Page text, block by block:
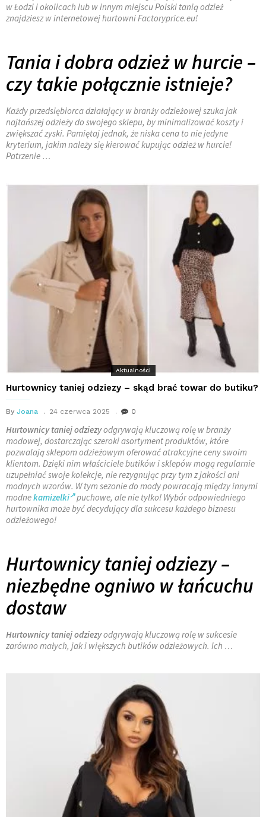
w Łodzi i okolicach lub w innym miejscu Polski tanią odzież
znajdziesz w internetowej hurtowni Factoryprice.eu!
Tania i dobra odzież w hurcie –
czy takie połącznie istnieje?
Każdy przedsiębiorca działający w branży odzieżowej szuka jak
najtańszej odzieży do swojego sklepu, by minimalizować koszty i
zwiększać zyski. Pamiętaj jednak, że niska cena to nie jedyne
kryterium, jakim należy się kierować kupując odzież w hurcie!
Patrzenie …
Aktualności
Hurtownicy taniej odziezy – skąd brać towar do butiku?
By Joana 24 czerwca 2025 0
Hurtownicy taniej odziezyodgrywają kluczową rolę w branży
modowej, dostarczając szeroki asortyment produktów, które
pozwalają sklepom odzieżowym oferować atrakcyjne ceny swoim
klientom. Dzięki nim właściciele butików i sklepów mogą regularnie
uzupełniać swoje kolekcje, nie rezygnując przy tym z jakości ani
modnych wzorów. W tym sezonie do mody powracają między innymi
modnekamizelki puchowe, ale nie tylko! Wybór odpowiedniego
hurtownika może być decydujący dla sukcesu każdego biznesu
odzieżowego!
Hurtownicy taniej odziezy –
niezbędne ogniwo w łańcuchu
dostaw
Hurtownicy taniej odziezyodgrywają kluczową rolę w sukcesie
zarówno małych, jak i większych butików odzieżowych. Ich …